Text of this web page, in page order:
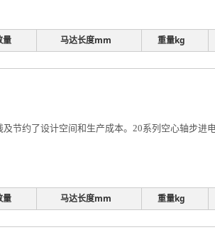
量 马达长度mm 重量kg
节约了设计空间和生产成本。20系列空心轴步进
量 马达长度mm 重量kg